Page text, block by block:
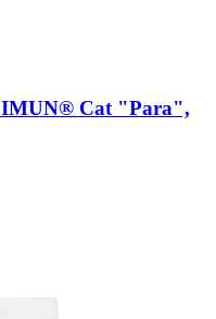
IMUN® Cat "Para",